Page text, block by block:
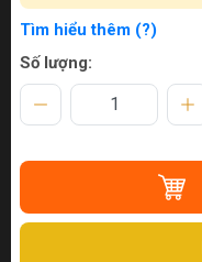
Tìm hiểu thêm (?)
Số lượng: